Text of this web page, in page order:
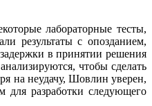
лабораторные тесты,
результаты с опозданием,
в принятии решения
чтобы сделать
на неудачу, Шовлин уверен,
для разработки следующего